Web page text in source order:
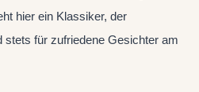
hier ein Klassiker, der
stets für zufriedene Gesichter am